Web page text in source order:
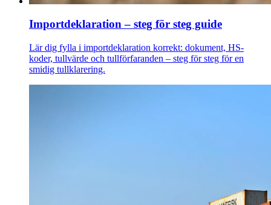
Importdeklaration – steg för steg guide
Lär dig fylla i importdeklaration korrekt: dokument, HS-
koder, tullvärde och tullförfaranden – steg för steg för en
smidig tullklarering.